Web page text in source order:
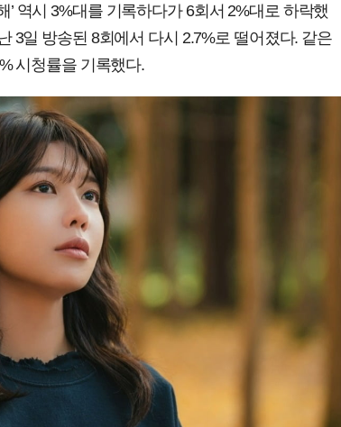
’ 역시 3%대를 기록하다가 6회서 2%대로 하락했
3일 방송된 8회에서 다시 2.7%로 떨어졌다. 같은
시청률을 기록했다.